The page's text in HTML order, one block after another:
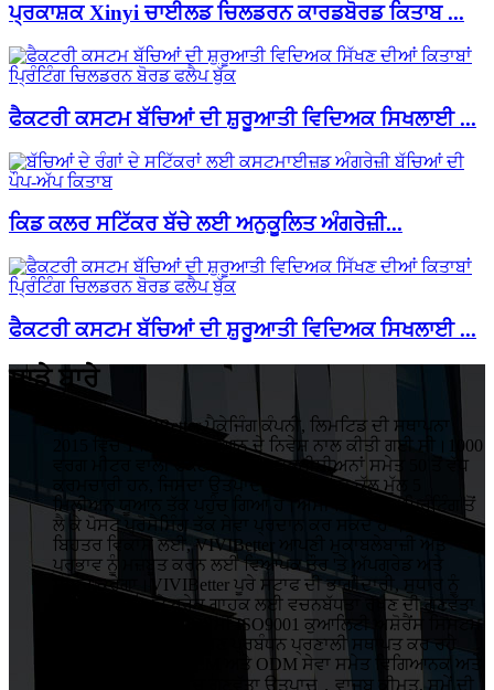
ਪ੍ਰਕਾਸ਼ਕ Xinyi ਚਾਈਲਡ ਚਿਲਡਰਨ ਕਾਰਡਬੋਰਡ ਕਿਤਾਬ ...
ਫੈਕਟਰੀ ਕਸਟਮ ਬੱਚਿਆਂ ਦੀ ਸ਼ੁਰੂਆਤੀ ਵਿਦਿਅਕ ਸਿਖਲਾਈ ...
ਕਿਡ ਕਲਰ ਸਟਿੱਕਰ ਬੱਚੇ ਲਈ ਅਨੁਕੂਲਿਤ ਅੰਗਰੇਜ਼ੀ...
ਫੈਕਟਰੀ ਕਸਟਮ ਬੱਚਿਆਂ ਦੀ ਸ਼ੁਰੂਆਤੀ ਵਿਦਿਅਕ ਸਿਖਲਾਈ ...
ਸਾਡੇ ਬਾਰੇ
HuiZhou VIVIBetter ਪੈਕੇਜਿੰਗ ਕੰਪਨੀ, ਲਿਮਟਿਡ ਦੀ ਸਥਾਪਨਾ
2015 ਵਿੱਚ 1 ਮਿਲੀਅਨ ਯੂਆਨ ਦੇ ਨਿਵੇਸ਼ ਨਾਲ ਕੀਤੀ ਗਈ ਸੀ।1000
ਵਰਗ ਮੀਟਰ ਵਾਲੀ ਫੈਕਟਰੀ ਵਿੱਚ 5 ਤਕਨੀਸ਼ੀਅਨਾਂ ਸਮੇਤ 50 ਤੋਂ ਵੱਧ
ਕਰਮਚਾਰੀ ਹਨ, ਜਿਸਦਾ ਉਤਪਾਦਨ ਦਾ ਸਾਲਾਨਾ ਕੁੱਲ ਮੁੱਲ 5
ਮਿਲੀਅਨ ਯੂਆਨ ਤੱਕ ਪਹੁੰਚ ਗਿਆ ਹੈ।ਅਸੀਂ ਡਿਜ਼ਾਈਨ, ਪ੍ਰਿੰਟਿੰਗ ਤੋਂ
ਲੈ ਕੇ ਪੋਸਟ ਪ੍ਰੋਸੈਸਿੰਗ ਤੱਕ ਸੇਵਾ ਪ੍ਰਦਾਨ ਕਰ ਸਕਦੇ ਹਾਂ।
ਬਿਹਤਰ ਵਿਕਾਸ ਲਈ, VIVIBetter ਆਪਣੀ ਮੁਕਾਬਲੇਬਾਜ਼ੀ ਅਤੇ
ਪ੍ਰਭਾਵ ਨੂੰ ਮਜ਼ਬੂਤ ​​ਕਰਨ ਲਈ ਵਿਆਪਕ ਤੌਰ 'ਤੇ ਅੱਪਗ੍ਰੇਡ ਅਤੇ
ਸੁਧਾਰ ਕਰੇਗਾ।VIVIBetter ਪੂਰੇ ਸਟਾਫ ਦੀ ਭਾਗੀਦਾਰੀ, ਸੁਧਾਰ ਨੂੰ
ਕਾਇਮ ਰੱਖਣ ਅਤੇ ਹਰੇਕ ਗਾਹਕ ਲਈ ਵਚਨਬੱਧਤਾ ਰੱਖਣ ਦੀ ਗੁਣਵੱਤਾ
ਨੀਤੀ 'ਤੇ ਜ਼ੋਰ ਦਿੰਦਾ ਹੈ।ਅਸੀਂ ISO9001 ਕੁਆਲਿਟੀ ਅਸ਼ੋਰੈਂਸ ਸਿਸਟਮ
ਅਤੇ ISO14001 ਵਾਤਾਵਰਣ ਪ੍ਰਬੰਧਨ ਪ੍ਰਣਾਲੀ ਸਥਾਪਤ ਕਰ ਰਹੇ
ਹਾਂ।VIVIBetter ਨੇ OEM ਅਤੇ ODM ਸੇਵਾ ਸਮੇਤ ਵਿਗਿਆਨਕ ਅਤੇ
ਪ੍ਰਭਾਵੀ ਪ੍ਰਬੰਧਨ, ਉੱਚ ਗੁਣਵੱਤਾ ਉਤਪਾਦ，ਵਾਜਬ ਕੀਮਤ, ਸਮੇਂ ਦੀ